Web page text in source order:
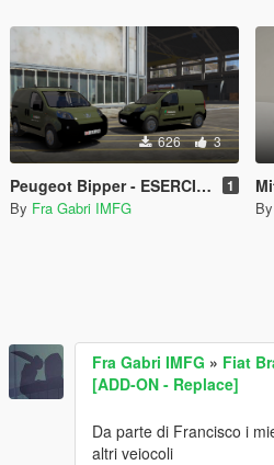
626 3
Peugeot Bipper - ESERCITO ITALIANO 1
By Fra Gabri IMFG By
Fra Gabri IMFG » Fiat
[ADD-ON - Replace]
Da parte di Francisco i
altri veiocoli